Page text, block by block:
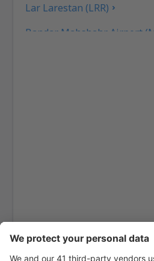
Lar Larestan (LRR)
Bandar Mahshahr Airport
Shahroud Airport (RUD)